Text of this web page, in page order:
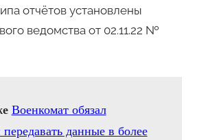
отчётов установлены
ведомства от 02.11.22 №
Военкомат обязал
передавать данные в более